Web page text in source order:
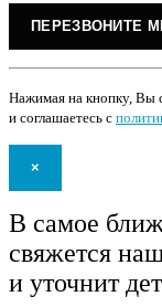
Нажимая на кнопку, Вы
и соглашаетесь с
×
В самое
свяжется
и уточнит